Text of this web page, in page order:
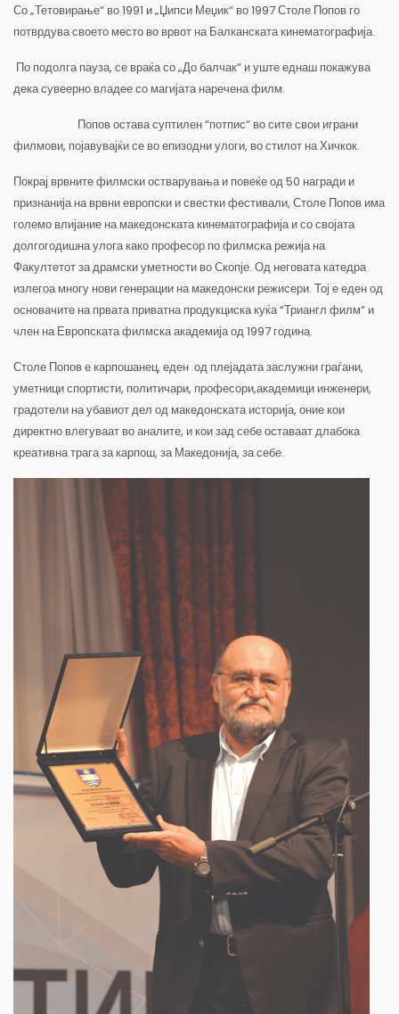
Со „Тетовирање“ во 1991 и „Џипси Меџик“ во 1997 Столе Попов го
потврдува своето место во врвот на Балканската кинематографија.
По подолга пауза, се враќа со „До балчак“ и уште еднаш покажува
дека сувеерно владее со магијата наречена филм.
Попов остава суптилен “потпис“ во сите свои играни
филмови, појавувајќи се во епизодни улоги, во стилот на Хичкок.
Покрај врвните филмски остварувања и повеќе од 50 награди и
признанија на врвни европски и свестки фестивали, Столе Попов има
големо влијание на македонската кинематографија и со својата
долгогодишна улога како професор по филмска режија на
Факултетот за драмски уметности во Скопје. Од неговата катедра
излегоа многу нови генерации на македонски режисери. Тој е еден од
основачите на првата приватна продукциска куќа “Триангл филм“ и
член на Европската филмска академија од 1997 година.
Столе Попов е карпошанец, еден од плејадата заслужни граѓани,
уметници спортисти, политичари, професори,академици инженери,
градотели на убавиот дел од македонската историја, оние кои
директно влегуваат во аналите, и кои зад себе оставаат длабока
креативна трага за карпош, за Македонија, за себе.